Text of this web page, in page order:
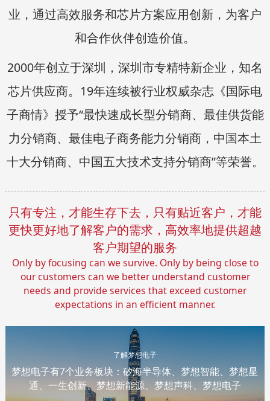
业，通过高效服务和芯片方案应用创新，为客户
和合作伙伴创造价值。
2000年创立于深圳，深圳市专精特新企业，知名
芯片供应商。19年连续被行业权威杂志《国际电
子商情》授予“最快速成长型分销商、最佳供货能
力分销商、最佳电子商务能力分销商，中国本土
十大分销商、中国五大技术支持分销商”等荣誉。
只有专注，才能生存下去，只有贴近客户，才能
更快更好地了解客户的需求，高效率地提供超越
客户期望的服务
Only by focusing can we survive. Only by being close to
our customers can we better understand customer
needs and provide services that exceed customer
expectations in an efficient manner.
了解梦想电子
梦想电子有7个业务板块：矽海半导体、梦想智能、梦想星
通、一生创新、梦想新能源、梦想声科、梦想电子